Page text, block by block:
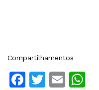
Compartilhamentos
Facebook
Twitter
Email